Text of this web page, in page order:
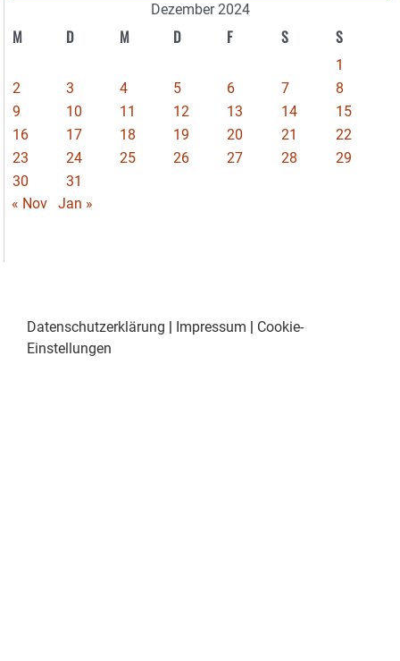
Dezember 2024
M D M D F S S
1
2
3 4 5 6 7
8
9
10 11 12 13 14
15
16
17 18 19 20 21
22
23
24 25 26 27 28
29
30
31
« Nov
Jan »
Datenschutzerklärung Impressum
Cookie-
Einstellungen